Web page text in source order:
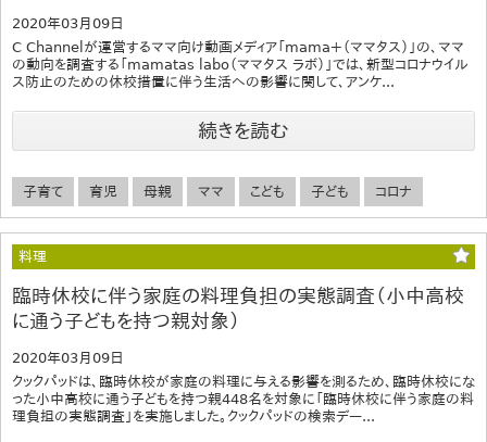
2020年03月09日
C Channelが運営するママ向け動画メディア「mama＋（ママタス）」の、ママ
の動向を調査する「mamatas labo（ママタス ラボ）」では、新型コロナウイル
ス防止のための休校措置に伴う生活への影響に関して、アンケ...
続きを読む
子育て 育児 母親 ママ こども 子ども コロナ
料理
臨時休校に伴う家庭の料理負担の実態調査（小中高校
に通う子どもを持つ親対象）
2020年03月09日
クックパッドは、臨時休校が家庭の料理に与える影響を測るため、臨時休校にな
った小中高校に通う子どもを持つ親448名を対象に「臨時休校に伴う家庭の料
理負担の実態調査」を実施しました。クックパッドの検索デー...